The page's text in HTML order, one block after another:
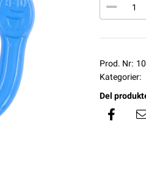
Prod. Nr:
Kategorier:
Del